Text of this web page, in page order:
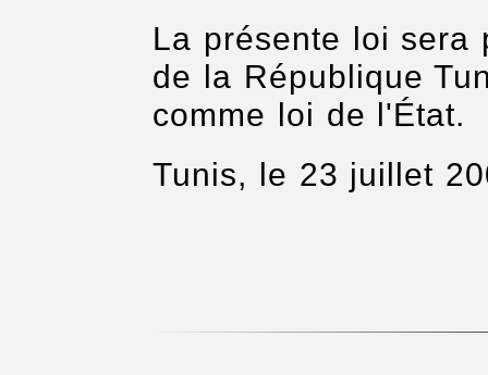
La présente loi sera
de la République
comme loi de l'État.
Tunis, le 23 juillet